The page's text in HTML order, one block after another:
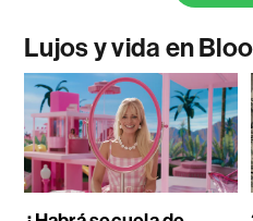
Lujos y vida en